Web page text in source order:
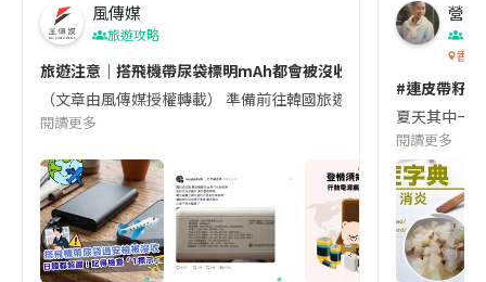
風傳媒
旅遊攻略
旅遊注意｜搭飛機帶尿袋標明mAh都會被沒收😱出發前切記檢查
（文章由風傳媒授權轉載） 準備前往韓國旅遊的民眾，近期要
閱讀更多
營養
香港
#連皮帶籽
夏天其中一
閱讀更多